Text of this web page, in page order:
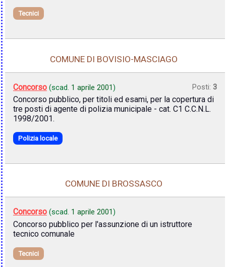
Tecnici
COMUNE DI BOVISIO-MASCIAGO
Concorso (scad. 1 aprile 2001) Posti: 3
Concorso pubblico, per titoli ed esami, per la copertura di
tre posti di agente di polizia municipale - cat. C1 C.C.N.L.
1998/2001.
Polizia locale
COMUNE DI BROSSASCO
Concorso (scad. 1 aprile 2001)
Concorso pubblico per l'assunzione di un istruttore
tecnico comunale
Tecnici